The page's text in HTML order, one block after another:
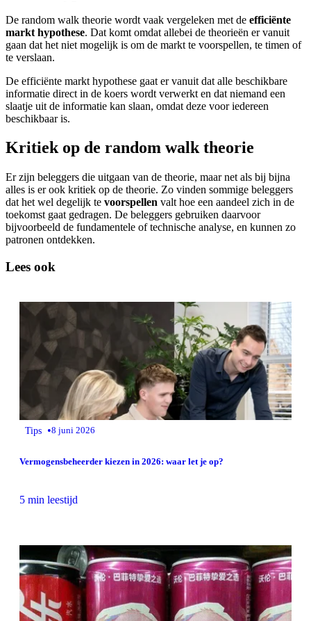
De random walk theorie wordt vaak vergeleken met de efficiënte
markt hypothese. Dat komt omdat allebei de theorieën er vanuit
gaan dat het niet mogelijk is om de markt te voorspellen, te timen of
te verslaan.
De efficiënte markt hypothese gaat er vanuit dat alle beschikbare
informatie direct in de koers wordt verwerkt en dat niemand een
slaatje uit de informatie kan slaan, omdat deze voor iedereen
beschikbaar is.
Kritiek op de random walk theorie
Er zijn beleggers die uitgaan van de theorie, maar net als bij bijna
alles is er ook kritiek op de theorie. Zo vinden sommige beleggers
dat het wel degelijk te voorspellen valt hoe een aandeel zich in de
toekomst gaat gedragen. De beleggers gebruiken daarvoor
bijvoorbeeld de fundamentele of technische analyse, en kunnen zo
patronen ontdekken.
Lees ook
Tips •8 juni 2026
Vermogensbeheerder kiezen in 2026: waar let je op?
5 min leestijd